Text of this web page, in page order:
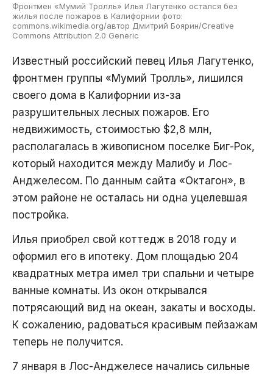
Фронтмен «Мумий Тролль» Илья Лагутенко остался без
жилья после пожаров в Калифорнии фото:
commons.wikimedia.org/автор Дмитрий Боярин/Creative
Commons Attribution 2.0 Generic
Известный российский певец Илья Лагутенко,
фронтмен группы «Мумий Тролль», лишился
своего дома в Калифорнии из-за
разрушительных лесных пожаров. Его
недвижимость, стоимостью $2,8 млн,
располагалась в живописном поселке Биг-Рок,
который находится между Малибу и Лос-
Анджелесом. По данным сайта «Октагон», в
этом районе не осталась ни одна уцелевшая
постройка.
Илья приобрел свой коттедж в 2018 году и
оформил его в ипотеку. Дом площадью 204
квадратных метра имел три спальни и четыре
ванные комнаты. Из окон открывался
потрясающий вид на океан, закаты и восходы.
К сожалению, радоваться красивым пейзажам
теперь не получится.
7 января в Лос-Анджелесе начались сильные